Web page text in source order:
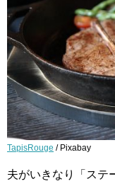
TapisRouge / Pixabay
夫がいきなり「ステ